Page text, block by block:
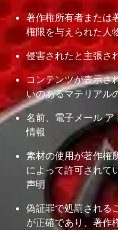
著作権所有者または
権限を与えられた人
侵害されたと主張さ
コンテンツが表示さ
いのあるマテリアル
名前、電子メール
情報
素材の使用が著作権
によって許可されて
声明
偽証罪で処罰される
が正確であり、著作